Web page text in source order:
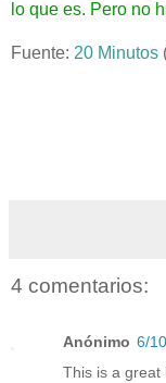
lo que es. Pero no
Fuente: 20 Minutos
4 comentarios:
Anónimo 6/
This is a great